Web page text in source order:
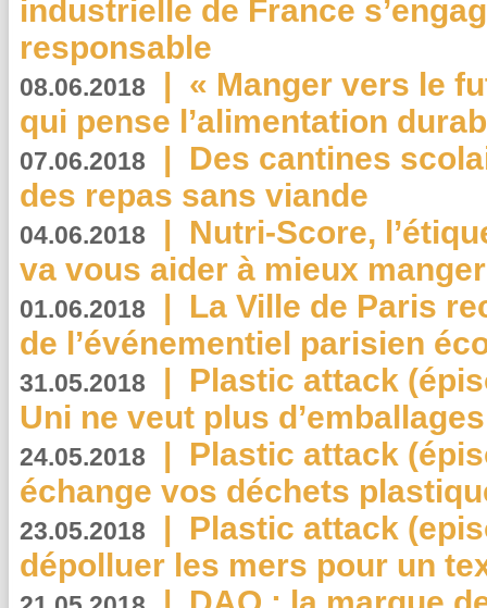
industrielle de France
responsable
08.06.2018 | « Manger vers le
qui pense l’alimentation
07.06.2018 | Des cantines
des repas sans viande
04.06.2018 | Nutri-Score,
va vous aider à mieux
01.06.2018 | La Ville de Paris
de l’événementiel parisien
31.05.2018 | Plastic attack
Uni ne veut plus
24.05.2018 | Plastic attack
échange vos déchets
23.05.2018 | Plastic attack
dépolluer les mers pour un